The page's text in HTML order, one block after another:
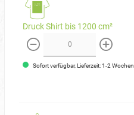
Druck Shirt bis 1200 cm²
weniger mehr
Sofort verfügbar, Lieferzeit: 1-2 Wochen